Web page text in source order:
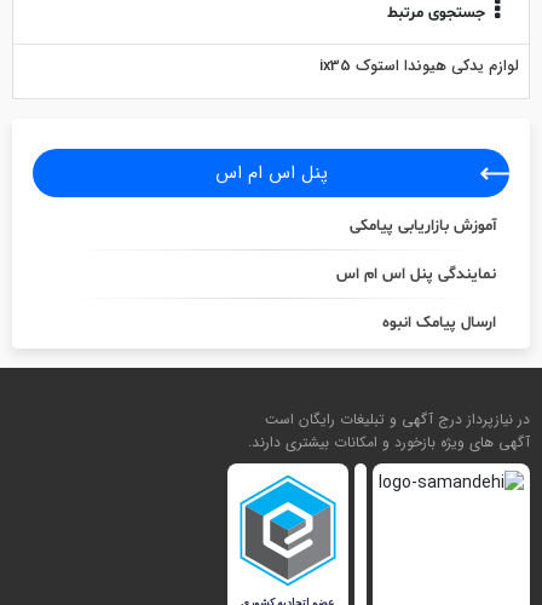
جستجوی مرتبط
لوازم یدکی هیوندا استوک ix35
پنل اس ام اس
آموزش بازاریابی پیامکی
نمایندگی پنل اس ام اس
ارسال پیامک انبوه
در نیازپرداز درج آگهی و تبلیغات رایگان است
آگهی های ویژه بازخورد و امکانات بیشتری دارند.